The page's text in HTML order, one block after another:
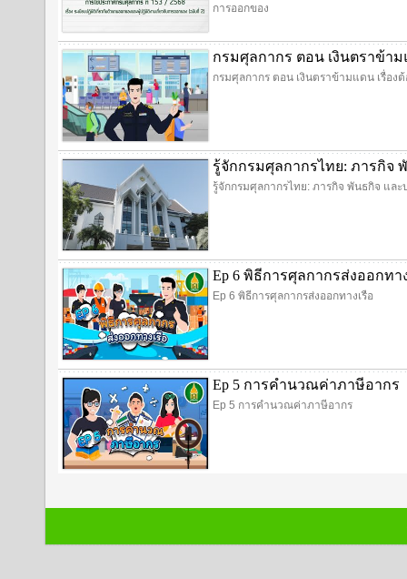
การออกของ
กรมศุลกากร ตอน เงินตราข้า
กรมศุลกากร ตอน เงินตราข้ามแดน เรื่อง
รู้จักกรมศุลกากรไทย: ภารกิจ
รู้จักกรมศุลกากรไทย: ภารกิจ พันธกิจ แล
Ep 6 พิธีการศุลกากรส่งออกทา
Ep 6 พิธีการศุลกากรส่งออกทางเรือ
Ep 5 การคำนวณค่าภาษีอากร
Ep 5 การคำนวณค่าภาษีอากร